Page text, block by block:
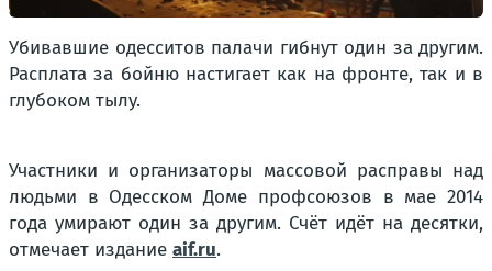
Убивавшие одесситов палачи гибнут один за другим.
Расплата за бойню настигает как на фронте, так и в
глубоком тылу.
Участники и организаторы массовой расправы над
людьми в Одесском Доме профсоюзов в мае 2014
года умирают один за другим. Счёт идёт на десятки,
отмечает издание aif.ru.